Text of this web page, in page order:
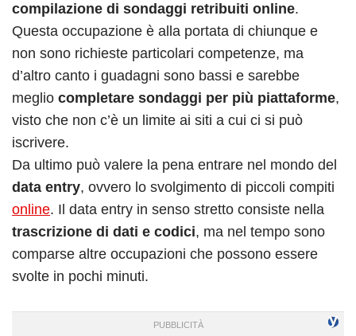
compilazione di sondaggi retribuiti online.
Questa occupazione è alla portata di chiunque e
non sono richieste particolari competenze, ma
d’altro canto i guadagni sono bassi e sarebbe
meglio completare sondaggi per più piattaforme,
visto che non c’è un limite ai siti a cui ci si può
iscrivere.
Da ultimo può valere la pena entrare nel mondo del
data entry, ovvero lo svolgimento di piccoli compiti
online. Il data entry in senso stretto consiste nella
trascrizione di dati e codici, ma nel tempo sono
comparse altre occupazioni che possono essere
svolte in pochi minuti.